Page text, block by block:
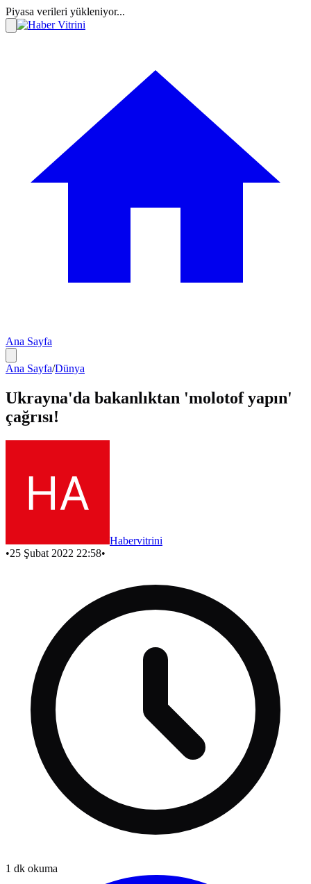
Piyasa verileri yükleniyor...
Ana Sayfa
Ana Sayfa/Dünya
Ukrayna'da bakanlıktan 'molotof yapın'
çağrısı!
Habervitrini
•25 Şubat 2022 22:58•
1 dk okuma